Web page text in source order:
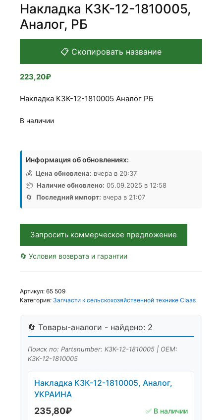
Накладка КЗК-12-1810005,
Аналог, РБ
📋 Скопировать название
223,20₽
Накладка КЗК-12-1810005 Аналог РБ
В наличии
товара
Накладка
КЗК-12-
1810005,
Аналог,
РБ
Информация об обновлениях:
💰 Цена обновлена: вчера в 20:37
📦 Наличие обновлено: 05.09.2025 в 12:58
🔄
Последний импорт: вчера в 21:07
Запросить коммерческое предложение
🔄 Условия возврата и гарантии
Артикул: 65 509
Категория: Запчасти к сельскохозяйственной технике Claas
🔄 Товары-аналоги - найдено: 2
Поиск по: Partsnumber: КЗК-12-1810005 | OEM:
КЗК-12-1810005
Накладка КЗК-12-1810005, Аналог,
УКРАИНА
235,80₽ ✅ В наличии